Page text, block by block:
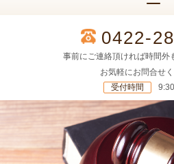
0422-
事前にご連絡頂ければ時間外
お気軽にお問合せく
受付時間